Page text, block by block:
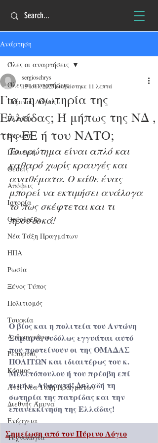
Ανάρτηση
Όλες οι αναρτήσεις
Πύρινος Λόγιος
Ελλάδα
Ευρώπη
Πολιτική
Θέσεις
Απόψεις
Ιστορία
Ορθοδοξία
Νέα Τάξη Πραγμάτων
ΗΠΑ
Ρωσία
Ξένος Τύπος
Πολιτισμός
Τουρκία
Αρθρογράφοι
Ρεπορτάζ
Κόσμος
Αντί-Νέα Τάξη Πραγμάτων
Διεθνής Άμυνα
Ενέργεια
Τεχνολογία
Όλες οι αναρτήσεις
Για τη σωτηρία της
Ελλάδας; Ή μήπως της ΝΔ ,
της ΕΕ ή του ΝΑΤΟ;
sergioschrys
13 Ιουλ 2025διαβάστηκε 11 λεπτά
Το ερώτημα είναι απλό και
καθαρό χωρίς κραυγές και
αναθέματα. Ο κάθε ένας
μπορεί να εκτιμήσει ανάλογα
το πως σκέφτεται και τι
προσδοκά!
Ο βίος και η πολιτεία του Αντώνη
Σαμαρά, ουδόλως εγγυάται αυτό
που προτείνουν οι της ΟΜΑΔΑΣ
ΠΟΛΙΤΩΝ και ιδιαιτέρως του κ.
Μελετόπουλου ή του πρέσβη επί
τιμή κ. Αϋφαντή! Δηλαδή τη
σωτηρία της πατρίδας και την
επανεκκίνηση της Ελλάδας!
Σημείωση από τον Πύρινο Λόγιο